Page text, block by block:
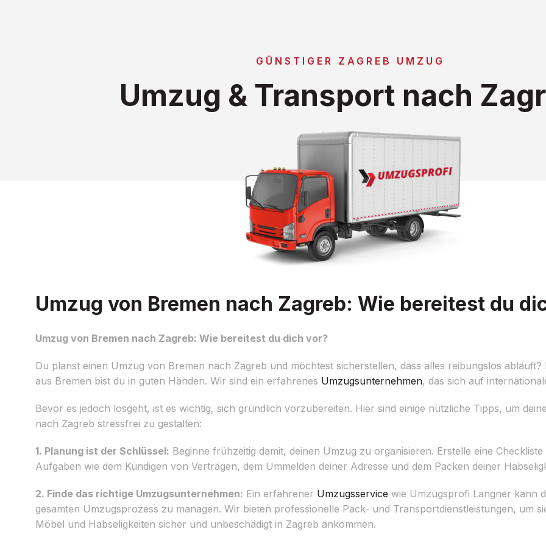
GÜNSTIGER ZAGREB UMZUG
Umzug & Transport nach
Umzug von Bremen nach Zagreb: Wie bereitest du
Umzug von Bremen nach Zagreb: Wie bereitest du dich vor?
Du planst einen Umzug von Bremen nach Zagreb und möchtest sicherstellen, dass alles reibungslos
aus Bremen bist du in guten Händen. Wir sind ein erfahrenes Umzugsunternehmen, das sich auf
Bevor es jedoch losgeht, ist es wichtig, sich gründlich vorzubereiten. Hier sind einige nützliche Tipps, um
nach Zagreb stressfrei zu gestalten:
1. Planung ist der Schlüssel: Beginne frühzeitig damit, deinen Umzug zu organisieren. Erstelle eine
Aufgaben wie dem Kündigen von Verträgen, dem Ummelden deiner Adresse und dem Packen deiner
2. Finde das richtige Umzugsunternehmen: Ein erfahrener Umzugsservice wie Umzugsprofi Langner kann
gesamten Umzugsprozess zu managen. Wir bieten professionelle Pack- und Transportdienstleistungen, um
Möbel und Habseligkeiten sicher und unbeschädigt in Zagreb ankommen.